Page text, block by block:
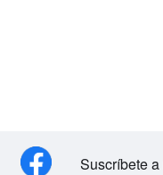
Suscríbete a